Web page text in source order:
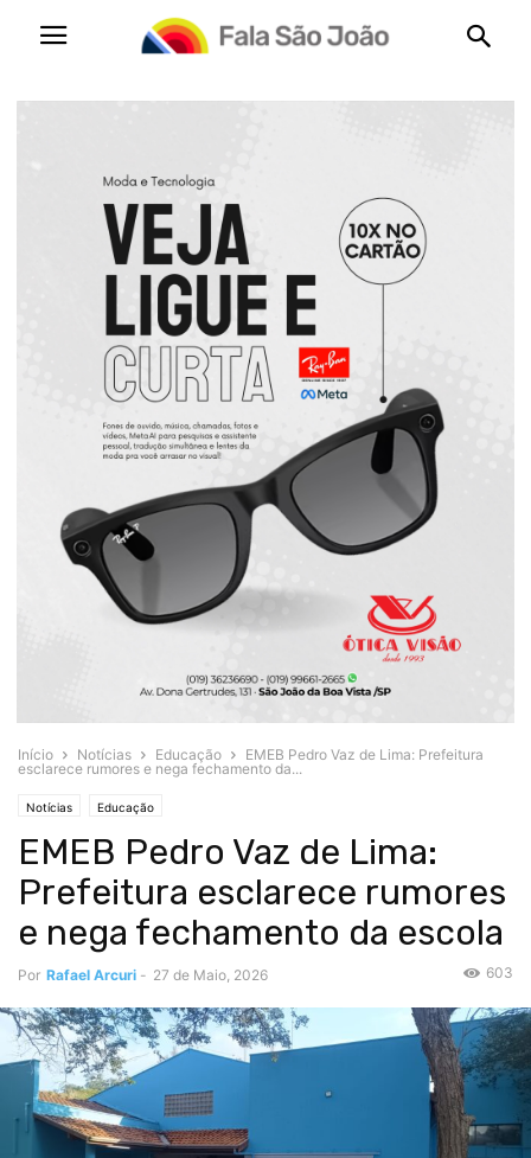
Início Notícias Educação
EMEB Pedro Vaz de Lima: Prefeitura
esclarece rumores e nega fechamento da...
Notícias Educação
EMEB Pedro Vaz de Lima:
Prefeitura esclarece rumores
e nega fechamento da escola
Por Rafael Arcuri - 27 de Maio, 2026 603